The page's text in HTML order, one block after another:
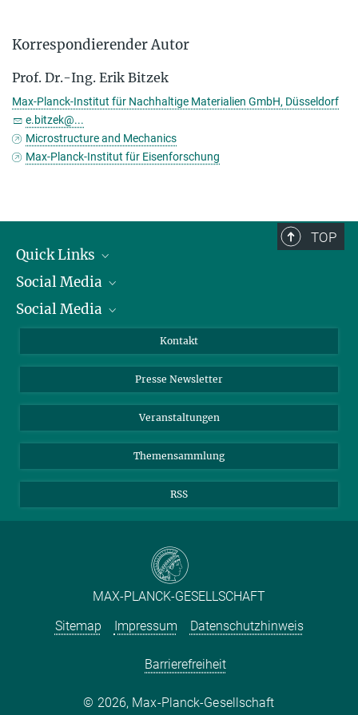
Korrespondierender Autor
Prof. Dr.-Ing. Erik Bitzek
Max-Planck-Institut für Nachhaltige Materialien GmbH, Düsseldorf
e.bitzek@...
Microstructure and Mechanics
Max-Planck-Institut für Eisenforschung
TOP
Quick Links
Präsident
Zahlen und Fakten
Social Media
Bluesky
TikTok
Social Media
Instagram
YouTube
Kontakt
Presse Newsletter
Veranstaltungen
Themensammlung
RSS
MAX-PLANCK-GESELLSCHAFT
Sitemap
Impressum Datenschutzhinweis
Barrierefreiheit
2026, Max-Planck-Gesellschaft